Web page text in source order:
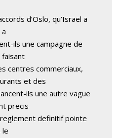
d’Oslo, qu’Israel a
ils une campagne de
centres commerciaux,
et des
ils une autre vague
precis
reglement definitif pointe
le